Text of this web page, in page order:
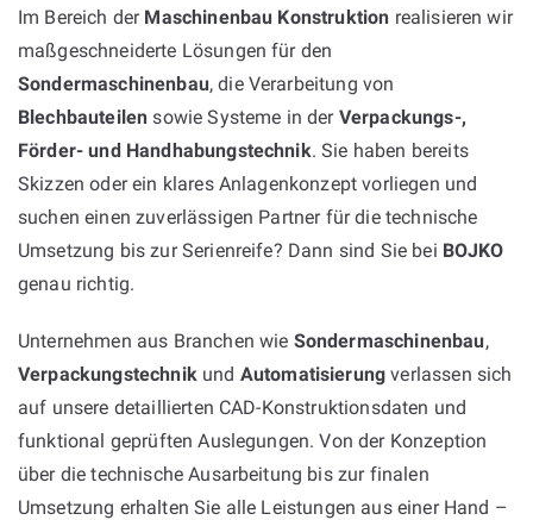
Im Bereich der Maschinenbau Konstruktion realisieren wir
maßgeschneiderte Lösungen für den
Sondermaschinenbau, die Verarbeitung von
Blechbauteilen sowie Systeme in der Verpackungs-,
Förder- und Handhabungstechnik. Sie haben bereits
Skizzen oder ein klares Anlagenkonzept vorliegen und
suchen einen zuverlässigen Partner für die technische
Umsetzung bis zur Serienreife? Dann sind Sie bei BOJKO
genau richtig.
Unternehmen aus Branchen wie Sondermaschinenbau,
Verpackungstechnikund Automatisierung verlassen sich
auf unsere detaillierten CAD-Konstruktionsdaten und
funktional geprüften Auslegungen. Von der Konzeption
über die technische Ausarbeitung bis zur finalen
Umsetzung erhalten Sie alle Leistungen aus einer Hand –